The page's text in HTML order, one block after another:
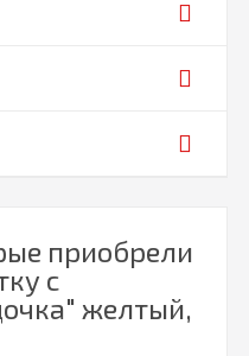
приобрели
с
желтый,